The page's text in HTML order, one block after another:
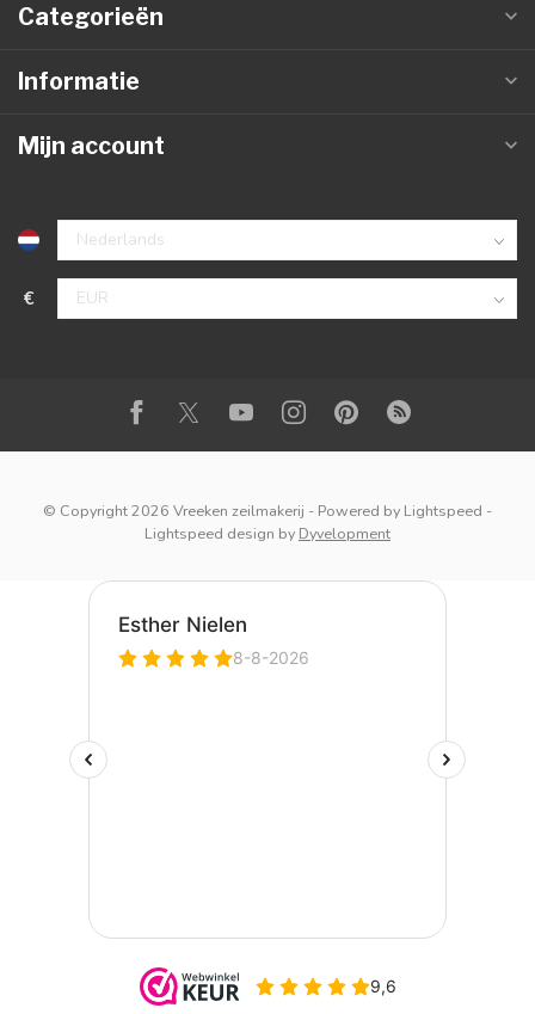
Categorieën
Informatie
Mijn account
€
© Copyright 2026 Vreeken zeilmakerij - Powered by Lightspeed -
Lightspeed design by Dyvelopment